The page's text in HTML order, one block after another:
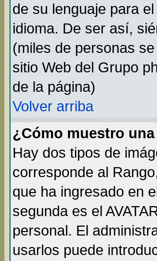
de su lenguaje para
idioma. De ser así,
(miles de personas
sitio Web del Grupo
de la página)
Volver arriba
¿Cómo muestro
Hay dos tipos de
corresponde al
que ha ingresado en
segunda es el
personal. El
usarlos puede